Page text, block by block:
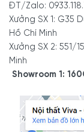
ĐT/Zalo:
Xưởng SX 1: G35
Hồ Chí Minh
Xưởng SX 2: 551/
Minh
Showroom 1: